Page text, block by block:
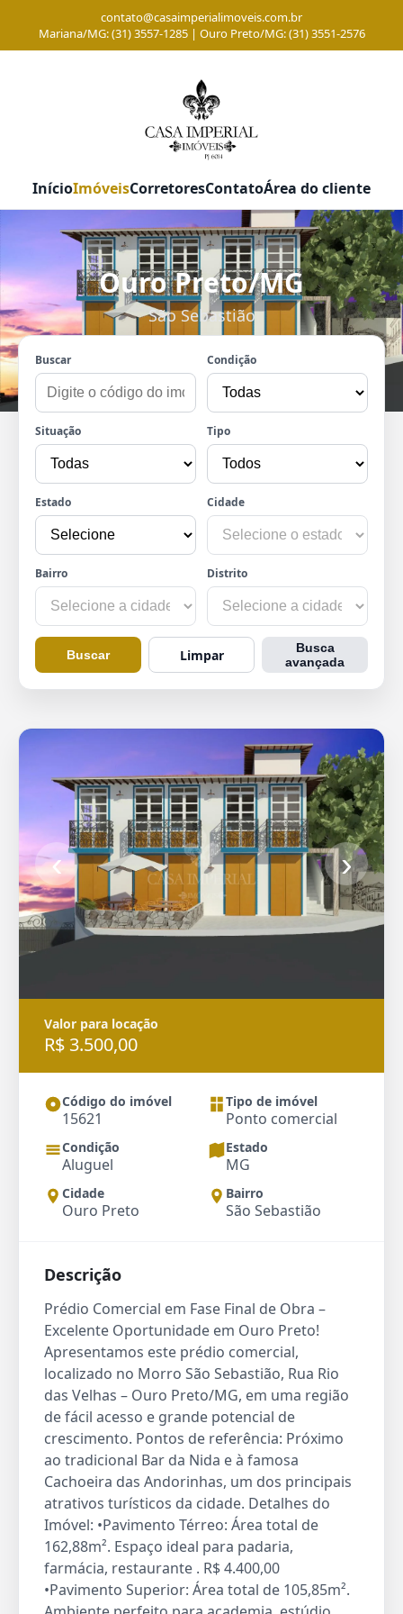
contato@casaimperialimoveis.com.br
Mariana/MG: (31) 3557-1285 | Ouro Preto/MG: (31) 3551-2576
InícioImóveisCorretoresContatoÁrea do cliente
Ouro Preto/MG
São Sebastião
Buscar Condição
Situação Tipo
Estado Cidade
Bairro Distrito
Buscar Limpar
Busca
avançada
‹ ›
Valor para locação
R$ 3.500,00
Código do imóvel
15621
Tipo de imóvel
Ponto comercial
Condição
Aluguel
Estado
MG
Cidade
Ouro Preto
Bairro
São Sebastião
Descrição
Prédio Comercial em Fase Final de Obra –
Excelente Oportunidade em Ouro Preto!
Apresentamos este prédio comercial,
localizado no Morro São Sebastião, Rua Rio
das Velhas – Ouro Preto/MG, em uma região
de fácil acesso e grande potencial de
crescimento. Pontos de referência: Próximo
ao tradicional Bar da Nida e à famosa
Cachoeira das Andorinhas, um dos principais
atrativos turísticos da cidade. Detalhes do
Imóvel: •Pavimento Térreo: Área total de
162,88m². Espaço ideal para padaria,
farmácia, restaurante . R$ 4.400,00
•Pavimento Superior: Área total de 105,85m².